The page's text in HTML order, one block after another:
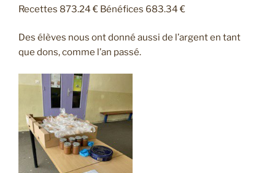
Recettes 873.24 € Bénéfices 683.34 €
Des élèves nous ont donné aussi de l’argent en tant
que dons, comme l’an passé.